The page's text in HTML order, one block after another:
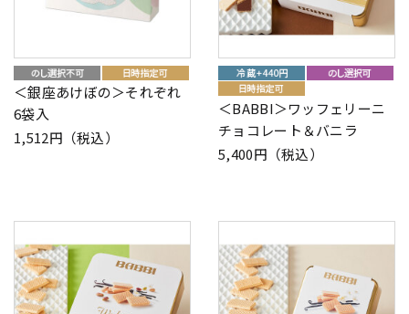
＜銀座あけぼの＞それぞれ
6袋入
1,512円（税込）
＜BABBI＞ワッフェリーニ
チョコレート＆バニラ
5,400円（税込）